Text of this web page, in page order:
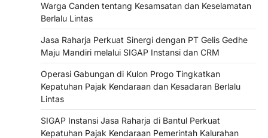
Warga Canden tentang Kesamsatan dan Keselamatan
Berlalu Lintas
Jasa Raharja Perkuat Sinergi dengan PT Gelis Gedhe
Maju Mandiri melalui SIGAP Instansi dan CRM
Operasi Gabungan di Kulon Progo Tingkatkan
Kepatuhan Pajak Kendaraan dan Kesadaran Berlalu
Lintas
SIGAP Instansi Jasa Raharja di Bantul Perkuat
Kepatuhan Pajak Kendaraan Pemerintah Kalurahan